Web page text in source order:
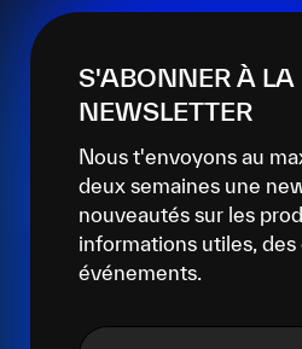
S'ABONNER À LA
NEWSLETTER
Nous t'envoyons au
deux semaines une
nouveautés sur les
informations utiles, des
événements.